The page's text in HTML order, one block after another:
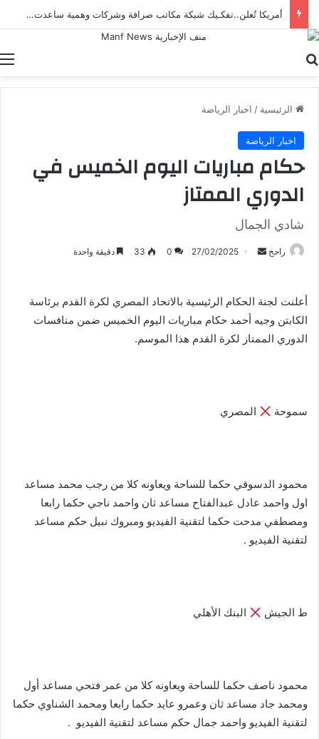
أمريكا تُعلن..تفكـيك شبكة مكاتب صرافة وشركات وهمية ساعدت إيران على تهـريب الأموال
الرئيسية / اخبار الرياضة
اخبار الرياضة
حكام مباريات اليوم الخميس في
الدوري الممتاز
شادي الجمال
راحخ
أرسل 27/02/2025
0
33 دقيقة واحدة
أعلنت لجنة الحكام الرئيسية بالاتحاد المصري لكرة القدم برئاسة
الكابتن وجيه أحمد حكام مباريات اليوم الخميس ضمن منافسات
الدوري الممتاز لكرة القدم هذا الموسم.
سموحة المصري
محمود الدسوقي حكما للساحة ويعاونه كلا من رجب محمد مساعد
اول واحمد عادل عبدالفتاح مساعد ثان واحمد ناجي حكما رابعا
ومصطفي مدحت حكما لتقنية الفيديو ومبروك نبيل حكم مساعد
لتقنية الفيديو .
ط الجيش البنك الأهلي
محمود ناصف حكما للساحة ويعاونه كلا من عمر فتحي مساعد أول
ومحمد جاد مساعد ثان وعمرو عايد حكما رابعا ومحمد الشناوي حكما
لتقنية الفيديو واحمد جمال حكم مساعد لتقنية الفيديو .